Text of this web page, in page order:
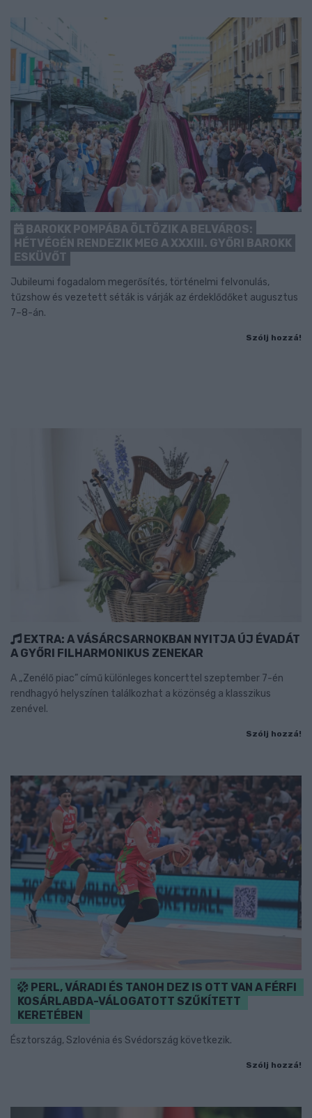
BAROKK POMPÁBA ÖLTÖZIK A BELVÁROS:
HÉTVÉGÉN RENDEZIK MEG A XXXIII. GYŐRI BAROKK
ESKÜVŐT
Jubileumi fogadalom megerősítés, történelmi felvonulás,
tűzshow és vezetett séták is várják az érdeklődőket augusztus
7–8-án.
Szólj hozzá!
EXTRA: A VÁSÁRCSARNOKBAN NYITJA ÚJ ÉVADÁT
A GYŐRI FILHARMONIKUS ZENEKAR
A „Zenélő piac” című különleges koncerttel szeptember 7-én
rendhagyó helyszínen találkozhat a közönség a klasszikus
zenével.
Szólj hozzá!
PERL, VÁRADI ÉS TANOH DEZ IS OTT VAN A FÉRFI
KOSÁRLABDA-VÁLOGATOTT SZŰKÍTETT
KERETÉBEN
Észtország, Szlovénia és Svédország következik.
Szólj hozzá!